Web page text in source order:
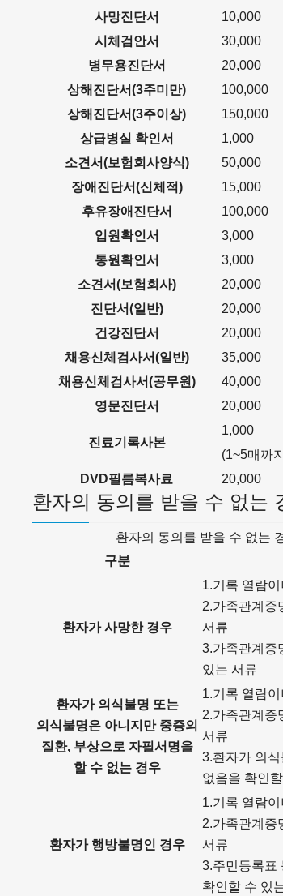
사망진단서
10,000
시체검안서
30,000
병무용진단서
20,000
상해진단서(3주미만)
100,000
상해진단서(3주이상)
150,000
상급병실 확인서
1,000
소견서(보험회사양식)
50,000
장애진단서(신체적)
15,000
후유장애진단서
100,000
입원확인서
3,000
통원확인서
3,000
소견서(보험회사)
20,000
진단서(일반)
20,000
건강진단서
20,000
채용신체검사서(일반)
35,000
채용신체검사서(공무원)
40,000
영문진단서
20,000
진료기록사본
1,000
(1~5매까
DVD필름복사료
20,000
환자의 동의를 받을 수 없는
환자의 동의를 받을 수 없는
구분
환자가 사망한 경우
1.기록 열람
2.가족관계증
서류
3.가족관계증
있는 서류
환자가 의식불명 또는
의식불명은 아니지만 중증의
질환, 부상으로 자필서명을
할 수 없는 경우
1.기록 열람
2.가족관계증
서류
3.환자가 의
없음을 확인
환자가 행방불명인 경우
1.기록 열람
2.가족관계증
서류
3.주민등록표
확인할 수 있